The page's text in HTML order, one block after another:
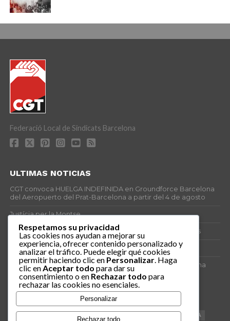
Federació Local de Sindicats Barcelona
ULTIMAS NOTICIAS
CGT convoca HUELGA INDEFINIDA en Groundforce Barcelona
del Aeropuerto del Prat-Barcelona a partir del 4 de agosto
Justícia per la Montse
25J – Día Mundial para la Prevención de los Ahogamientos
ERE encubierto en H&M Concentrix
Actes centrals 90 aniversari revolució social 1936. Programa
central i per dies. Materials de venda.
VAGA TELEMARKETING NETEJA CONFERENCIA
Respetamos su privacidad
Las cookies nos ayudan a mejorar su
experiencia, ofrecer contenido personalizado y
analizar el tráfico. Puede elegir qué cookies
permitir haciendo clic en Personalizar . Haga
clic en Aceptar todo para dar su
consentimiento o en Rechazar todo para
rechazar las cookies no esenciales.
Personalizar
Rechazar todo